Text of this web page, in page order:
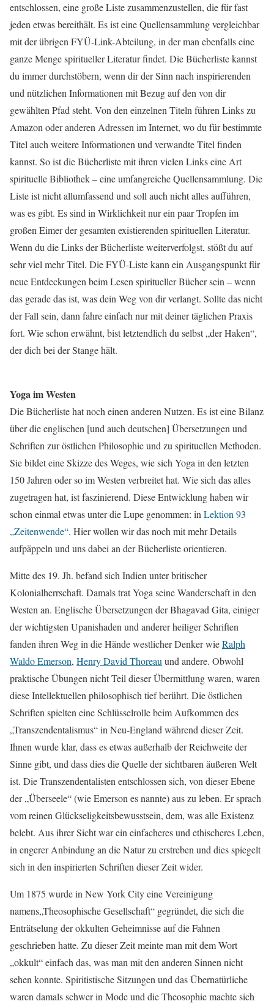
entschlossen, eine große Liste zusammenzustellen, die für fast
jeden etwas bereithält. Es ist eine Quellensammlung vergleichbar
mit der übrigen FYÜ-Link-Abteilung, in der man ebenfalls eine
ganze Menge spiritueller Literatur findet. Die Bücherliste kannst
du immer durchstöbern, wenn dir der Sinn nach inspirierenden
und nützlichen Informationen mit Bezug auf den von dir
gewählten Pfad steht. Von den einzelnen Titeln führen Links zu
Amazon oder anderen Adressen im Internet, wo du für bestimmte
Titel auch weitere Informationen und verwandte Titel finden
kannst. So ist die Bücherliste mit ihren vielen Links eine Art
spirituelle Bibliothek – eine umfangreiche Quellensammlung. Die
Liste ist nicht allumfassend und soll auch nicht alles aufführen,
was es gibt. Es sind in Wirklichkeit nur ein paar Tropfen im
großen Eimer der gesamten existierenden spirituellen Literatur.
Wenn du die Links der Bücherliste weiterverfolgst, stößt du auf
sehr viel mehr Titel. Die FYÜ-Liste kann ein Ausgangspunkt für
neue Entdeckungen beim Lesen spiritueller Bücher sein – wenn
das gerade das ist, was dein Weg von dir verlangt. Sollte das nicht
der Fall sein, dann fahre einfach nur mit deiner täglichen Praxis
fort. Wie schon erwähnt, bist letztendlich du selbst „der Haken“,
der dich bei der Stange hält.
Yoga im Westen
Die Bücherliste hat noch einen anderen Nutzen. Es ist eine Bilanz
über die englischen [und auch deutschen] Übersetzungen und
Schriften zur östlichen Philosophie und zu spirituellen Methoden.
Sie bildet eine Skizze des Weges, wie sich Yoga in den letzten
150 Jahren oder so im Westen verbreitet hat. Wie sich das alles
zugetragen hat, ist faszinierend. Diese Entwicklung haben wir
schon einmal etwas unter die Lupe genommen: in Lektion 93
„Zeitenwende“. Hier wollen wir das noch mit mehr Details
aufpäppeln und uns dabei an der Bücherliste orientieren.
Mitte des 19. Jh. befand sich Indien unter britischer
Kolonialherrschaft. Damals trat Yoga seine Wanderschaft in den
Westen an. Englische Übersetzungen der Bhagavad Gita, einiger
der wichtigsten Upanishaden und anderer heiliger Schriften
fanden ihren Weg in die Hände westlicher Denker wieRalph
Waldo Emerson, Henry David Thoreau und andere. Obwohl
praktische Übungen nicht Teil dieser Übermittlung waren, waren
diese Intellektuellen philosophisch tief berührt. Die östlichen
Schriften spielten eine Schlüsselrolle beim Aufkommen des
„Transzendentalismus“ in Neu-England während dieser Zeit.
Ihnen wurde klar, dass es etwas außerhalb der Reichweite der
Sinne gibt, und dass dies die Quelle der sichtbaren äußeren Welt
ist. Die Transzendentalisten entschlossen sich, von dieser Ebene
der „Überseele“ (wie Emerson es nannte) aus zu leben. Er sprach
vom reinen Glückseligkeitsbewusstsein, dem, was alle Existenz
belebt. Aus ihrer Sicht war ein einfacheres und ethischeres Leben,
in engerer Anbindung an die Natur zu erstreben und dies spiegelt
sich in den inspirierten Schriften dieser Zeit wider.
Um 1875 wurde in New York City eine Vereinigung
namens„Theosophische Gesellschaft“ gegründet, die sich die
Enträtselung der okkulten Geheimnisse auf die Fahnen
geschrieben hatte. Zu dieser Zeit meinte man mit dem Wort
„okkult“ einfach das, was man mit den anderen Sinnen nicht
sehen konnte. Spiritistische Sitzungen und das Übernatürliche
waren damals schwer in Mode und die Theosophie machte sich